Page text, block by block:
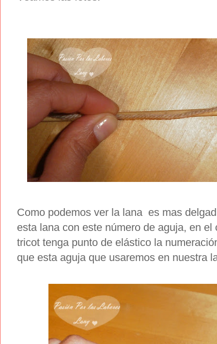
Como podemos ver la lana es mas
esta lana con este número de aguja, en
tricot tenga punto de elástico la
que esta aguja que usaremos en nuestra